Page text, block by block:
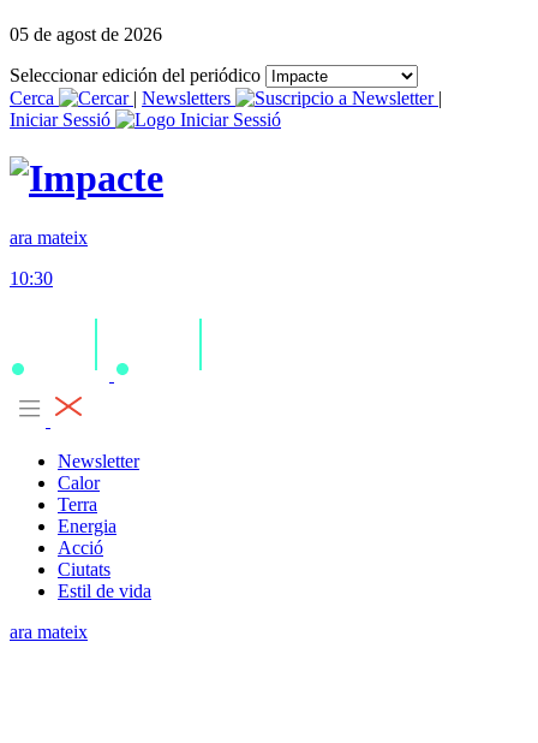
05 de agost de 2026
Seleccionar edición del periódico
Cerca
| Newsletters
|
Iniciar Sessió
ara mateix
10:30
Newsletter
Calor
Terra
Energia
Acció
Ciutats
Estil de vida
ara mateix